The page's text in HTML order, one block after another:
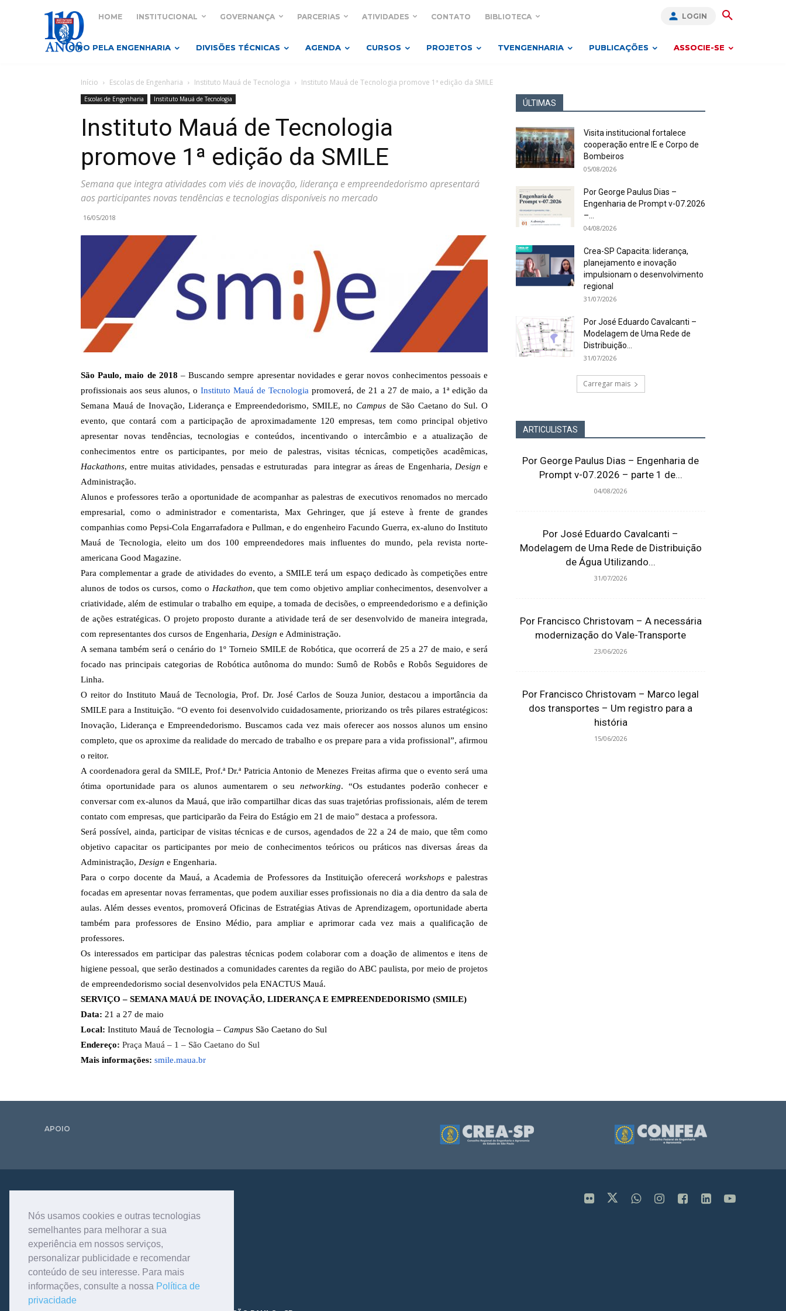
Nós usamos cookies e outras tecnologias
semelhantes para melhorar a sua
experiência em nossos serviços,
personalizar publicidade e recomendar
conteúdo de seu interesse. Para mais
informações, consulte a nossa Política de
privacidade
HOME INSTITUCIONAL GOVERNANÇA PARCERIAS ATIVIDADES CONTATO BIBLIOTECA LOGIN
GIRO PELA ENGENHARIA DIVISÕES TÉCNICAS AGENDA CURSOS PROJETOS TVENGENHARIA PUBLICAÇÕES ASSOCIE-SE
Início Escolas de Engenharia Instituto Mauá de Tecnologia Instituto Mauá de Tecnologia promove 1ª edição da SMILE
Escolas de Engenharia Instituto Mauá de Tecnologia
Instituto Mauá de Tecnologia
promove 1ª edição da SMILE
Semana que integra atividades com viés de inovação, liderança e empreendedorismo apresentará
aos participantes novas tendências e tecnologias disponíveis no mercado
16/05/2018
São Paulo, maio de 2018 – Buscando sempre apresentar novidades e gerar novos conhecimentos pessoais e
profissionais aos seus alunos, o Instituto Mauá de Tecnologia promoverá, de 21 a 27 de maio, a 1ª edição da
Semana Mauá de Inovação, Liderança e Empreendedorismo, SMILE, no Campus de São Caetano do Sul. O
evento, que contará com a participação de aproximadamente 120 empresas, tem como principal objetivo
apresentar novas tendências, tecnologias e conteúdos, incentivando o intercâmbio e a atualização de
conhecimentos entre os participantes, por meio de palestras, visitas técnicas, competições acadêmicas,
Hackathons, entre muitas atividades, pensadas e estruturadas para integrar as áreas de Engenharia, Design e
Administração.
Alunos e professores terão a oportunidade de acompanhar as palestras de executivos renomados no mercado
empresarial, como o administrador e comentarista, Max Gehringer, que já esteve à frente de grandes
companhias como Pepsi-Cola Engarrafadora e Pullman, e do engenheiro Facundo Guerra, ex-aluno do Instituto
Mauá de Tecnologia, eleito um dos 100 empreendedores mais influentes do mundo, pela revista norte-
americana Good Magazine.
Para complementar a grade de atividades do evento, a SMILE terá um espaço dedicado às competições entre
alunos de todos os cursos, como o Hackathon, que tem como objetivo ampliar conhecimentos, desenvolver a
criatividade, além de estimular o trabalho em equipe, a tomada de decisões, o empreendedorismo e a definição
de ações estratégicas. O projeto proposto durante a atividade terá de ser desenvolvido de maneira integrada,
com representantes dos cursos de Engenharia, Design e Administração.
A semana também será o cenário do 1º Torneio SMILE de Robótica, que ocorrerá de 25 a 27 de maio, e será
focado nas principais categorias de Robótica autônoma do mundo: Sumô de Robôs e Robôs Seguidores de
Linha.
O reitor do Instituto Mauá de Tecnologia, Prof. Dr. José Carlos de Souza Junior, destacou a importância da
SMILE para a Instituição. “O evento foi desenvolvido cuidadosamente, priorizando os três pilares estratégicos:
Inovação, Liderança e Empreendedorismo. Buscamos cada vez mais oferecer aos nossos alunos um ensino
completo, que os aproxime da realidade do mercado de trabalho e os prepare para a vida profissional”, afirmou
o reitor.
A coordenadora geral da SMILE, Prof.ª Dr.ª Patricia Antonio de Menezes Freitas afirma que o evento será uma
ótima oportunidade para os alunos aumentarem o seu networking. “Os estudantes poderão conhecer e
conversar com ex-alunos da Mauá, que irão compartilhar dicas das suas trajetórias profissionais, além de terem
contato com empresas, que participarão da Feira do Estágio em 21 de maio” destaca a professora.
Será possível, ainda, participar de visitas técnicas e de cursos, agendados de 22 a 24 de maio, que têm como
objetivo capacitar os participantes por meio de conhecimentos teóricos ou práticos nas diversas áreas da
Administração, Design e Engenharia.
Para o corpo docente da Mauá, a Academia de Professores da Instituição oferecerá workshopse palestras
focadas em apresentar novas ferramentas, que podem auxiliar esses profissionais no dia a dia dentro da sala de
aulas. Além desses eventos, promoverá Oficinas de Estratégias Ativas de Aprendizagem, oportunidade aberta
também para professores de Ensino Médio, para ampliar e aprimorar cada vez mais a qualificação de
professores.
Os interessados em participar das palestras técnicas podem colaborar com a doação de alimentos e itens de
higiene pessoal, que serão destinados a comunidades carentes da região do ABC paulista, por meio de projetos
de empreendedorismo social desenvolvidos pela ENACTUS Mauá.
SERVIÇO – SEMANA MAUÁ DE INOVAÇÃO, LIDERANÇA E EMPREENDEDORISMO (SMILE)
Data: 21 a 27 de maio
Local: Instituto Mauá de Tecnologia – Campus São Caetano do Sul
Endereço: Praça Mauá – 1 – São Caetano do Sul
Mais informações: smile.maua.br
ÚLTIMAS
Visita institucional fortalece
cooperação entre IE e Corpo de
Bombeiros
05/08/2026
Por George Paulus Dias –
Engenharia de Prompt v-07.2026
–...
04/08/2026
Crea-SP Capacita: liderança,
planejamento e inovação
impulsionam o desenvolvimento
regional
31/07/2026
Por José Eduardo Cavalcanti –
Modelagem de Uma Rede de
Distribuição...
31/07/2026
Carregar mais
ARTICULISTAS
Por George Paulus Dias – Engenharia de
Prompt v-07.2026 – parte 1 de...
04/08/2026
Por José Eduardo Cavalcanti –
Modelagem de Uma Rede de Distribuição
de Água Utilizando...
31/07/2026
Por Francisco Christovam – A necessária
modernização do Vale-Transporte
23/06/2026
Por Francisco Christovam – Marco legal
dos transportes – Um registro para a
história
15/06/2026
APOIO